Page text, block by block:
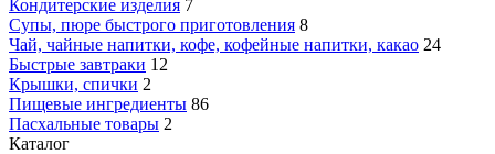
Кондитерские изделия 7
Супы, пюре быстрого приготовления 8
Чай, чайные напитки, кофе, кофейные напитки, какао 24
Быстрые завтраки 12
Крышки, спички 2
Пищевые ингредиенты 86
Пасхальные товары 2
Каталог